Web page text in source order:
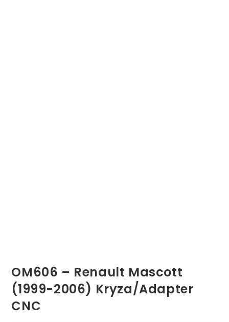
OM606 – Renault Mascott
(1999-2006) Kryza/Adapter
CNC